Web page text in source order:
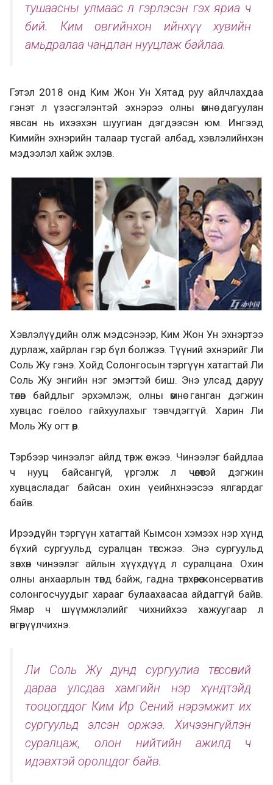
тушаасны улмаас л гэрлэсэн гэх яриа ч
бий. Ким овгийнхон ийнхүү хувийн
амьдралаа чандлан нууцлаж байлаа.
Гэтэл 2018 онд Ким Жон Ун Хятад руу айлчлахдаа
гэнэт л үзэсгэлэнтэй эхнэрээ олны өмнө дагуулан
явсан нь ихээхэн шуугиан дэгдээсэн юм. Ингээд
Кимийн эхнэрийн талаар тусгай албад, хэвлэлийнхэн
мэдээлэл хайж эхлэв.
Хэвлэлүүдийн олж мэдсэнээр, Ким Жон Ун эхнэртээ
дурлаж, хайрлан гэр бүл болжээ. Түүний эхнэрийг Ли
Соль Жу гэнэ. Хойд Солонгосын тэргүүн хатагтай Ли
Соль Жу энгийн нэг эмэгтэй биш. Энэ улсад даруу
төлөв байдлыг эрхэмлэж, олны өмнө ганган дэгжин
хувцас гоёлоо гайхуулахыг тэвчдэггүй. Харин Ли
Моль Жу огт өөр.
Тэрбээр чинээлэг айлд төрж өсжээ. Чинээлэг байдлаа
ч нууц байсангүй, үргэлж л чөлөөтэй дэгжин
хувцасладаг байсан охин үеийнхнээсээ ялгардаг
байв.
Ирээдүйн тэргүүн хатагтай Кымсон хэмээх нэр хүнд
бүхий сургуульд суралцан төгсжээ. Энэ сургуульд
зөвхөн чинээлэг айлын хүүхдүүд л суралцана. Охин
олны анхаарлын төвд байж, гадна төрхөөрөө консерватив
солонгосчуудыг харааг булаахаасаа айдаггүй байв.
Ямар ч шүүмжлэлийг чихнийхээ хажуугаар л
өнгөрүүлчихнэ.
Ли Соль Жу дунд сургуулиа төгссөний
дараа улсдаа хамгийн нэр хүндтэйд
тооцогддог Ким Ир Сений нэрэмжит их
сургуульд элсэн оржээ. Хичээнгүйлэн
суралцаж, олон нийтийн ажилд ч
идэвхтэй оролцдог байв.